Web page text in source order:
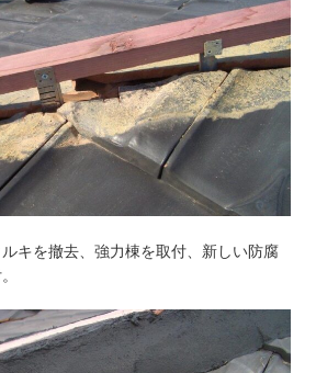
キを撤去、強力棟を取付、新しい防腐